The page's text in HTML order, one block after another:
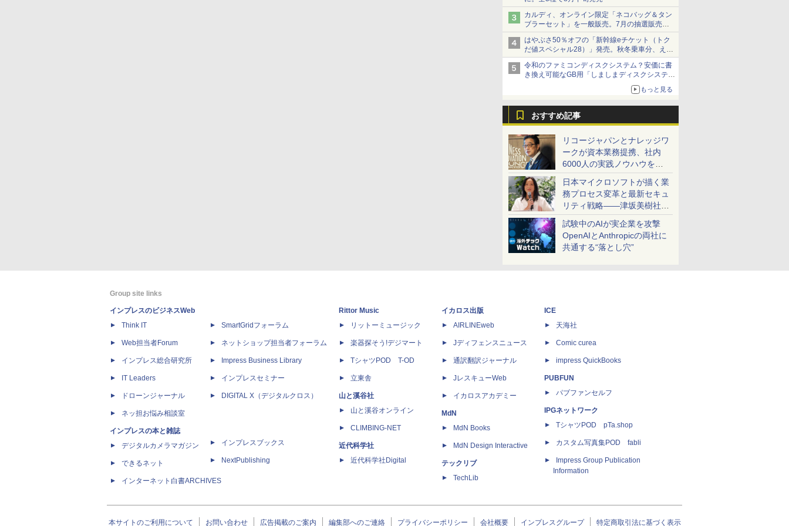
カルディ、オンライン限定「ネコバッグ＆タン
ブラーセット」を一般販売。7月の抽選販売の
当選無効分
はやぶさ50％オフの「新幹線eチケット（トク
だ値スペシャル28）」発売。秋冬乗車分、えき
ねっと限定
令和のファミコンディスクシステム？安価に書
き換え可能なGB用「しましまディスクシステ
もっと見る
おすすめ記事
リコージャパンとナレッジワ
ークが資本業務提携、社内
6000人の実践ノウハウを生
かした「AI商談記録 for
RICOH」を展開へ
日本マイクロソフトが描く業
務プロセス変革と最新セキュ
リティ戦略――津坂美樹社長
が2027年度戦略を説明
試験中のAIが実企業を攻撃
OpenAIとAnthropicの両社に
共通する“落とし穴”
Group site links
インプレスのビジネスWeb
Think IT
Web担当者Forum
インプレス総合研究所
IT Leaders
ドローンジャーナル
ネッ担お悩み相談室
インプレスの本と雑誌
デジタルカメラマガジン
できるネット
インターネット白書ARCHIVES
SmartGridフォーラム
ネットショップ担当者フォーラム
Impress Business Library
インプレスセミナー
DIGITAL X（デジタルクロス）
インプレスブックス
NextPublishing
Rittor Music
リットーミュージック
楽器探そう!デジマート
TシャツPOD T-OD
立東舎
山と溪谷社
山と溪谷オンライン
CLIMBING-NET
近代科学社
近代科学社Digital
イカロス出版
AIRLINEweb
Jディフェンスニュース
通訳翻訳ジャーナル
JレスキューWeb
イカロスアカデミー
MdN
MdN Books
MdN Design Interactive
テックリブ
TechLib
ICE
天海社
Comic curea
impress QuickBooks
PUBFUN
パブファンセルフ
IPGネットワーク
TシャツPOD pTa.shop
カスタム写真集POD fabli
Impress Group Publication
Information
本サイトのご利用について お問い合わせ 広告掲載のご案内 編集部へのご連絡 プライバシーポリシー 会社概要 インプレスグループ 特定商取引法に基づく表示